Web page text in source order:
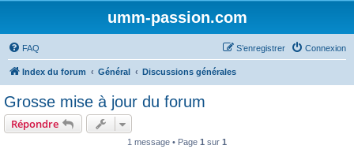
umm-passion.com
FAQ Connexion
S’enregistrer
Index du forum Général Discussions générales
Grosse mise à jour du forum
Répondre
1 message • Page 1 sur 1